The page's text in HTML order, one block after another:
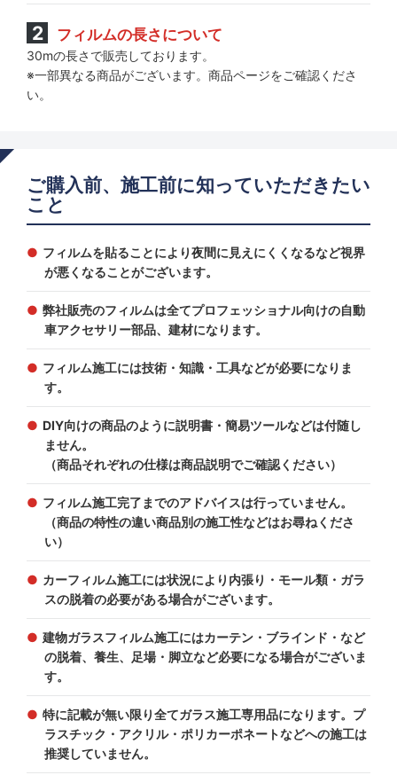
フィルムの長さについて
30mの長さで販売しております。
※一部異なる商品がございます。商品ページをご確認くださ
い。
ご購入前、施工前に知っていただきたい
こと
フィルムを貼ることにより夜間に見えにくくなるなど視界
が悪くなることがございます。
弊社販売のフィルムは全てプロフェッショナル向けの自動
車アクセサリー部品、建材になります。
フィルム施工には技術・知識・工具などが必要になりま
す。
DIY向けの商品のように説明書・簡易ツールなどは付随し
ません。
（商品それぞれの仕様は商品説明でご確認ください）
フィルム施工完了までのアドバイスは行っていません。
（商品の特性の違い商品別の施工性などはお尋ねくださ
い）
カーフィルム施工には状況により内張り・モール類・ガラ
スの脱着の必要がある場合がございます。
建物ガラスフィルム施工にはカーテン・ブラインド・など
の脱着、養生、足場・脚立など必要になる場合がございま
す。
特に記載が無い限り全てガラス施工専用品になります。プ
ラスチック・アクリル・ポリカーポネートなどへの施工は
推奨していません。